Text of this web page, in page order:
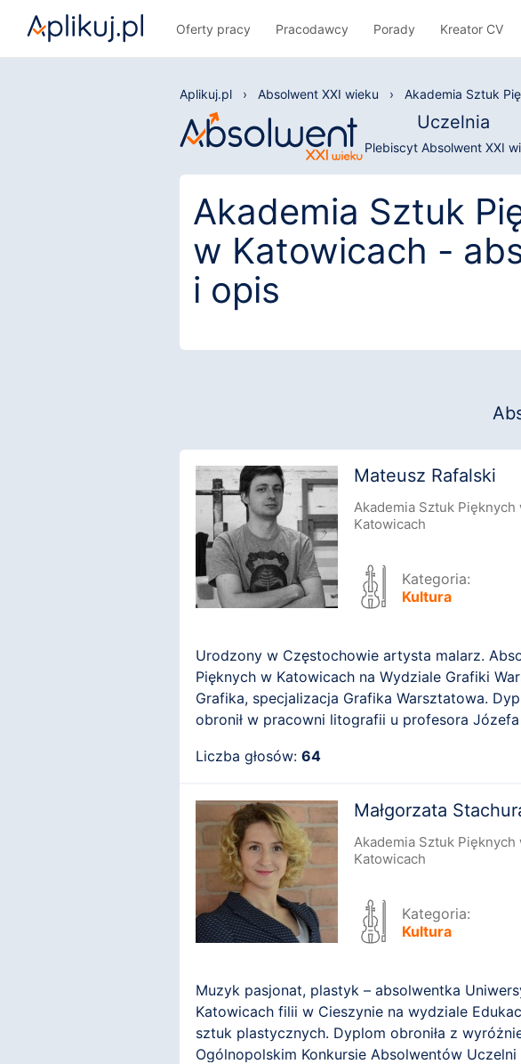
Oferty pracy Pracodawcy Porady Kreator CV
Aplikuj.pl › Absolwent XXI wieku › Akademia Sztuk
Uczelnia
Plebiscyt Absolwent XXI
Akademia Sztuk
w Katowicach -
i opis
Mateusz Rafalski
Akademia Sztuk Pięknych
Katowicach
Kategoria:
Kultura
Urodzony w Częstochowie artysta malarz.
Pięknych w Katowicach na Wydziale Grafiki
Grafika, specjalizacja Grafika Warsztatowa.
obronił w pracowni litografii u profesora
Liczba głosów: 64
Małgorzata
Akademia Sztuk Pięknych
Katowicach
Kategoria:
Kultura
Muzyk pasjonat, plastyk – absolwentka
Katowicach filii w Cieszynie na wydziale
sztuk plastycznych. Dyplom obroniła z
Ogólnopolskim Konkursie Absolwentów